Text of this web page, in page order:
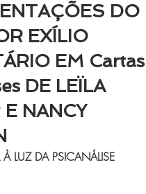
DO
EXÍLIO
EM Cartas
DE LEÏLA
NANCY
À LUZ DA PSICANÁLISE